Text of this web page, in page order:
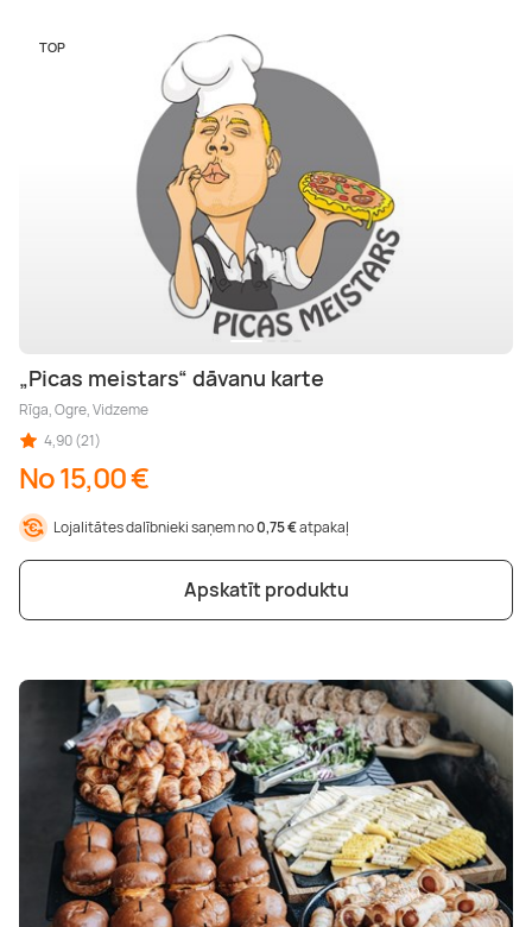
TOP
„Picas meistars“ dāvanu karte
Rīga, Ogre, Vidzeme
4,90 (21)
No 15,00 €
Lojalitātes dalībnieki saņem no0,75 €atpakaļ
Apskatīt produktu